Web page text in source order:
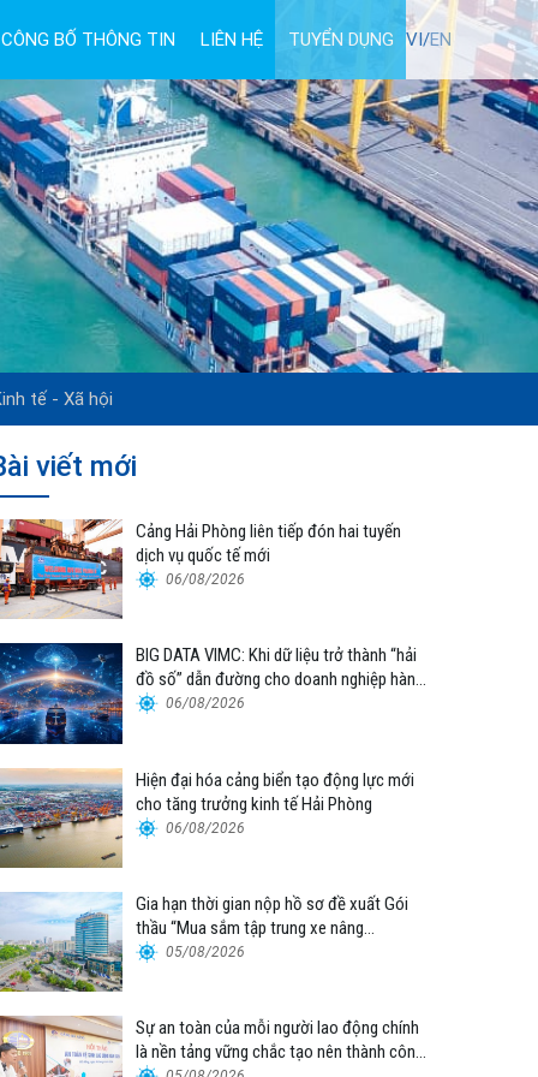
CÔNG BỐ THÔNG TIN LIÊN HỆ TUYỂN DỤNG VI/EN
tế - Xã hội
viết mới
Cảng Hải Phòng liên tiếp đón hai tuyến
dịch vụ quốc tế mới
06/08/2026
BIG DATA VIMC: Khi dữ liệu trở thành “hải
đồ số” dẫn đường cho doanh nghiệp hàng
hải 06/08/2026
Hiện đại hóa cảng biển tạo động lực mới
cho tăng trưởng kinh tế Hải Phòng
06/08/2026
Gia hạn thời gian nộp hồ sơ đề xuất Gói
thầu “Mua sắm tập trung xe nâng
container thuộc Tổng công ty Hàng hải
05/08/2026
Sự an toàn của mỗi người lao động chính
là nền tảng vững chắc tạo nên thành công